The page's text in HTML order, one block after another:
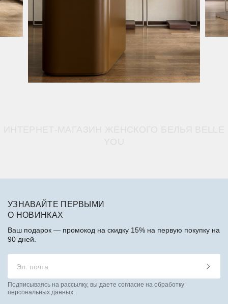
УЗНАВАЙТЕ ПЕРВЫМИ
О НОВИНКАХ
Ваш подарок — промокод на скидку 15% на первую покупку на
90 дней.
Подписываясь на рассылку, вы даете согласие на обработку
персональных данных.